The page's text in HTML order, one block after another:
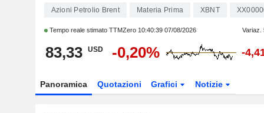
Azioni Petrolio Brent Materia Prima XBNT
Tempo reale stimato TTMZero 10:40:39 07/08/2026 Variaz.
83,33 USD -0,20% -
Panoramica Quotazioni Grafici Notizie